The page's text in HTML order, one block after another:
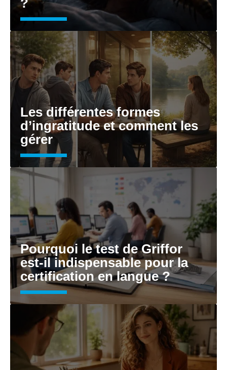
?
Les différentes formes
d’ingratitude et comment les
gérer
Pourquoi le test de Griffor
est-il indispensable pour la
certification en langue ?